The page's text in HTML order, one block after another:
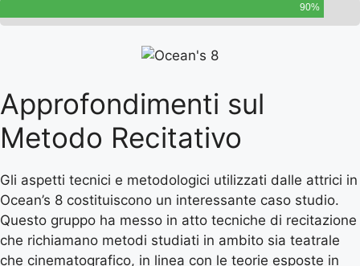
90%
Approfondimenti sul
Metodo Recitativo
Gli aspetti tecnici e metodologici utilizzati dalle attrici in
Ocean’s 8 costituiscono un interessante caso studio.
Questo gruppo ha messo in atto tecniche di recitazione
che richiamano metodi studiati in ambito sia teatrale
che cinematografico, in linea con le teorie esposte in